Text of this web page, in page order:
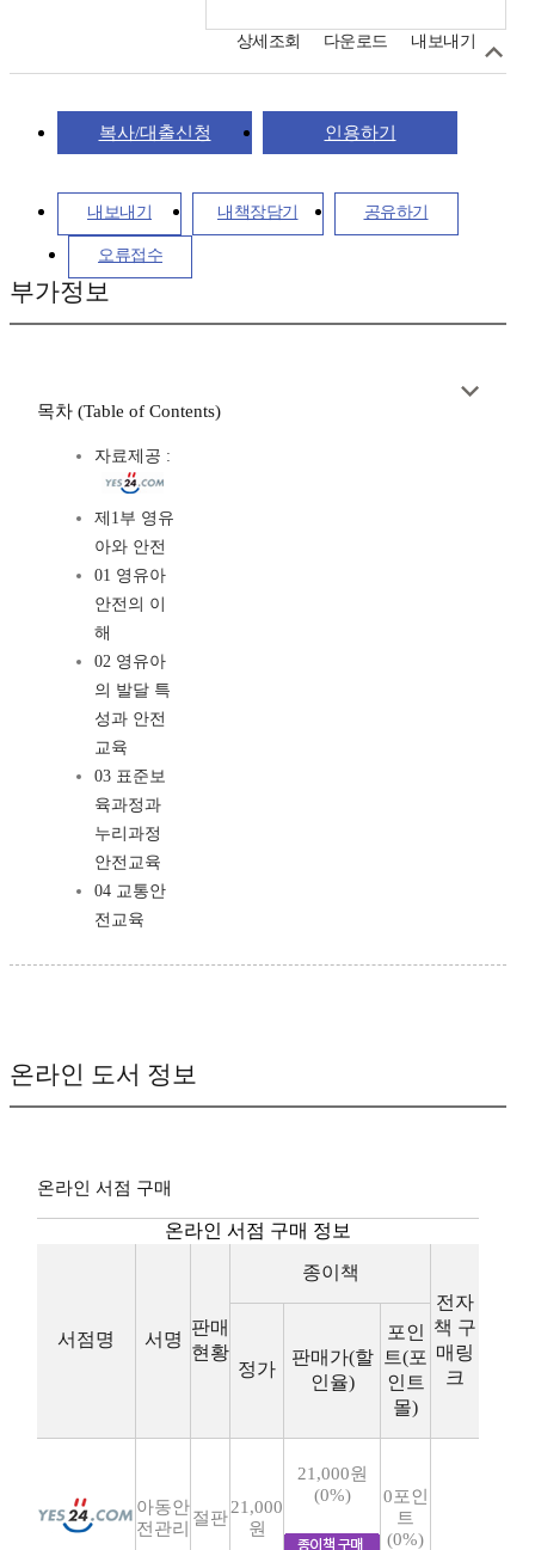
상세조회 다운로드 내보내기
복사/대출신청 인용하기
내보내기 내책장담기 공유하기
오류접수
부가정보
목차 (Table of Contents)
자료제공 :
제1부 영유
아와 안전
01 영유아
안전의 이
해
02 영유아
의 발달 특
성과 안전
교육
03 표준보
육과정과
누리과정
안전교육
04 교통안
전교육
온라인 도서 정보
온라인 서점 구매
온라인 서점 구매 정보
서점명 서명
판매
현황
종이책
전자
책 구
매링
크
정가
판매가(할
인율)
포인
트(포
인트
몰)
아동안
전관리
절판
21,000
원
21,000원
(0%)
0포인
트
(0%)